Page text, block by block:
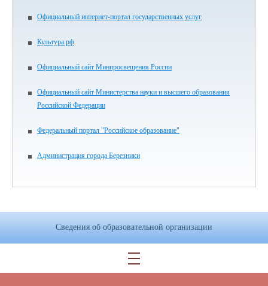
Официальный интернет-портал государственных услуг
Культура.рф
Официальный сайт Минпросвещения России
Официальный сайт Министерства науки и высшего образования
Российской Федерации
Федеральный портал "Российское образование"
Администрация города Березники
Сведения об образовательной организации